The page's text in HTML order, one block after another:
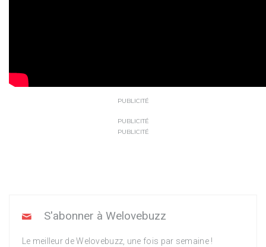
PUBLICITÉ
PUBLICITÉ
PUBLICITÉ
S'abonner à Welovebuzz
Le meilleur de Welovebuzz, une fois par semaine !